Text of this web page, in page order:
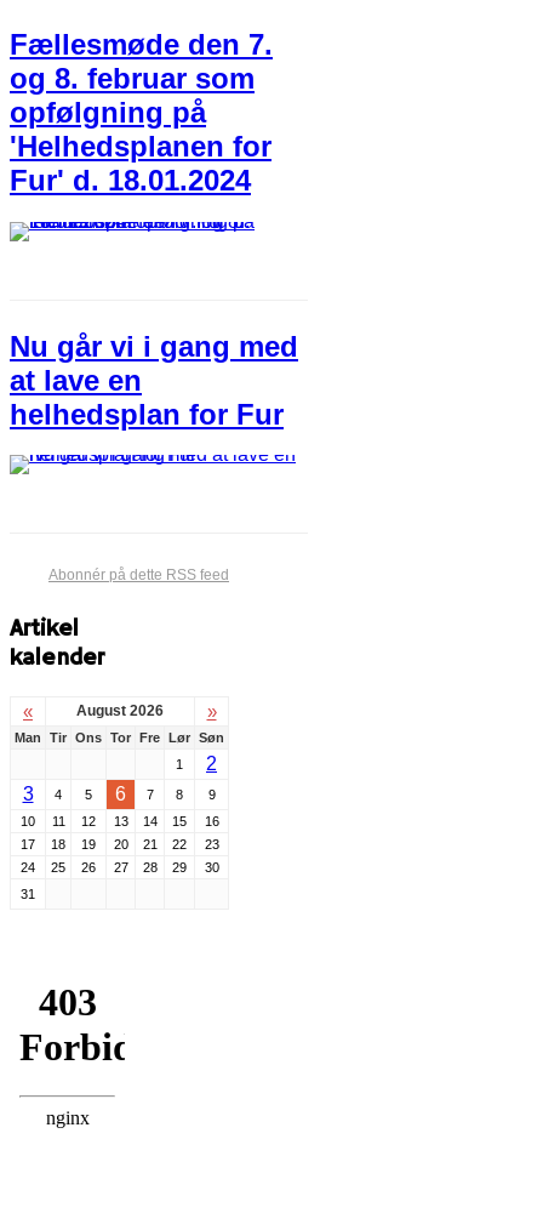
Fællesmøde den 7.
og 8. februar som
opfølgning på
'Helhedsplanen for
Fur' d. 18.01.2024
Nu går vi i gang med
at lave en
helhedsplan for Fur
Abonnér på dette RSS feed
Artikel
kalender
« August 2026 »
Man Tir Ons Tor Fre Lør Søn
1
2
3
4 5 6 7 8
9
10
11 12 13 14 15
16
17
18 19 20 21 22
23
24
25 26 27 28 29
30
31